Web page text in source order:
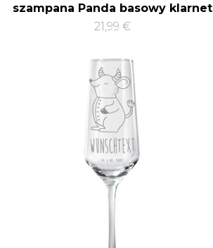
szampana Panda basowy klarnet
21,99 €